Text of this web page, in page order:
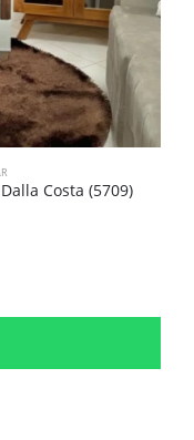
Costa (5709)